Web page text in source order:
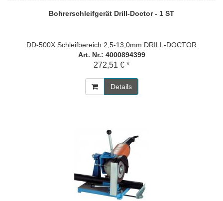
Bohrerschleifgerät Drill-Doctor - 1 ST
DD-500X Schleifbereich 2,5-13,0mm DRILL-DOCTOR
Art. Nr.: 4000894399
272,51 € *
Details